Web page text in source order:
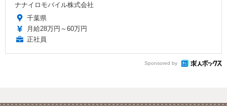
ナナイロモバイル株式会社
千葉県
月給28万円～60万円
正社員
Sponsored by